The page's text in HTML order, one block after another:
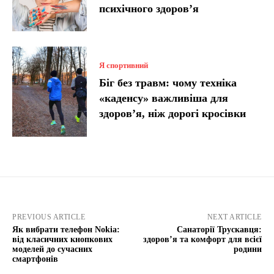
психічного здоров’я
Я спортивний
Біг без травм: чому техніка
«каденсу» важливіша для
здоров’я, ніж дорогі кросівки
PREVIOUS ARTICLE
Як вибрати телефон Nokia:
від класичних кнопкових
моделей до сучасних
смартфонів
NEXT ARTICLE
Санаторії Трускавця:
здоров’я та комфорт для всієї
родини